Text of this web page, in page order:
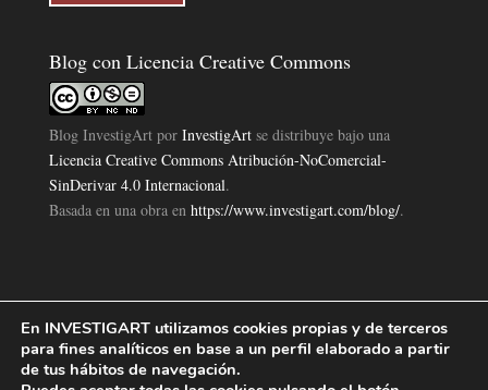
Blog con Licencia Creative Commons
Blog InvestigArtpor InvestigArtse distribuye bajo una
Licencia Creative Commons Atribución-NoComercial-
SinDerivar 4.0 Internacional.
Basada en una obra en https://www.investigart.com/blog/.
Política de Privacidad|Aviso Legal|Política de Cookies|
Investigart Copyright © 2019. |
En INVESTIGART utilizamos cookies propias y de terceros
para fines analíticos en base a un perfil elaborado a partir
de tus hábitos de navegación.